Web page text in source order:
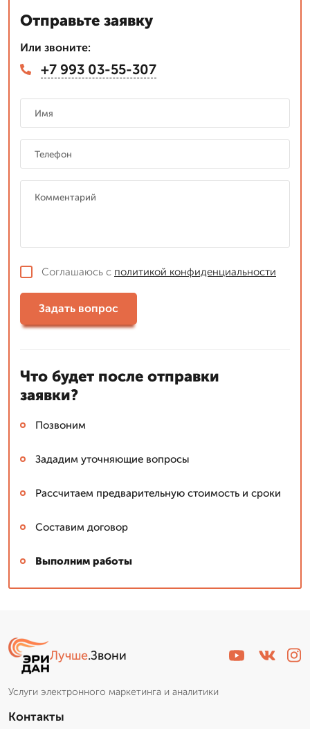
Отправьте заявку
Или звоните:
+7 993 03-55-307
Соглашаюсь с политикой конфиденциальности
Задать вопрос
Что будет после отправки
заявки?
Позвоним
Зададим уточняющие вопросы
Рассчитаем предварительную стоимость и сроки
Составим договор
Выполним работы
Лучше.Звони
Услуги электронного маркетинга и аналитики
Контакты